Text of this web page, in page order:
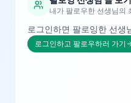
내가 팔로우한 선생님의
로그인하면 팔로잉한 선생
로그인하고 팔로우하러 가기